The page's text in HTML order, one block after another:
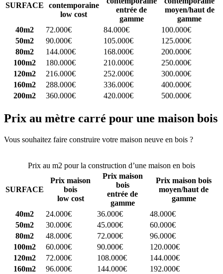
SURFACE
contemporaine
low cost
entrée de
gamme
moyen/haut de
gamme
40m2
72.000€ 84.000€
100.000€
50m2
90.000€ 105.000€
125.000€
80m2
144.000€ 168.000€
200.000€
100m2
180.000€ 210.000€
250.000€
120m2
216.000€ 252.000€
300.000€
160m2
288.000€ 336.000€
400.000€
200m2
360.000€ 420.000€ 500.000€
Prix au mètre carré pour une maison bois
Vous souhaitez faire construire votre maison neuve en bois ?
Prix au m2 pour la construction d’une maison en bois
SURFACE
Prix maison
bois
low cost
Prix maison
bois
entrée de
gamme
Prix maison bois
moyen/haut de
gamme
40m2
24.000€ 36.000€
48.000€
50m2
30.000€ 45.000€
60.000€
80m2
48.000€ 72.000€
96.000€
100m2
60.000€ 90.000€
120.000€
120m2
72.000€ 108.000€
144.000€
160m2
96.000€ 144.000€
192.000€